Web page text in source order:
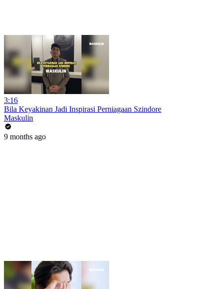
3:16
Bila Keyakinan Jadi Inspirasi Perniagaan Szindore
Maskulin
9 months ago